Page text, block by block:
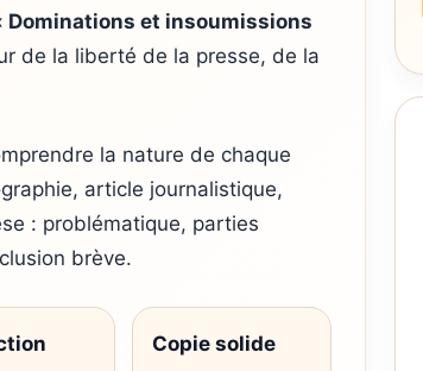
Dominations et insoumissions
de la liberté de la presse, de la
la nature de chaque
article journalistique,
: problématique, parties
brève.
Copie solide